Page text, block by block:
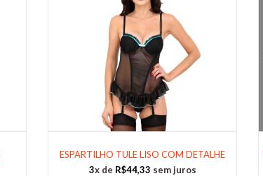
ESPARTILHO TULE LISO COM DETALHE
DE FITA......
3x de R$44,33 sem juros